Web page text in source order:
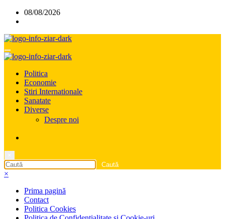
08/08/2026
Politica
Economie
Stiri Internationale
Sanatate
Diverse
Despre noi
×
Prima pagină
Contact
Politica Cookies